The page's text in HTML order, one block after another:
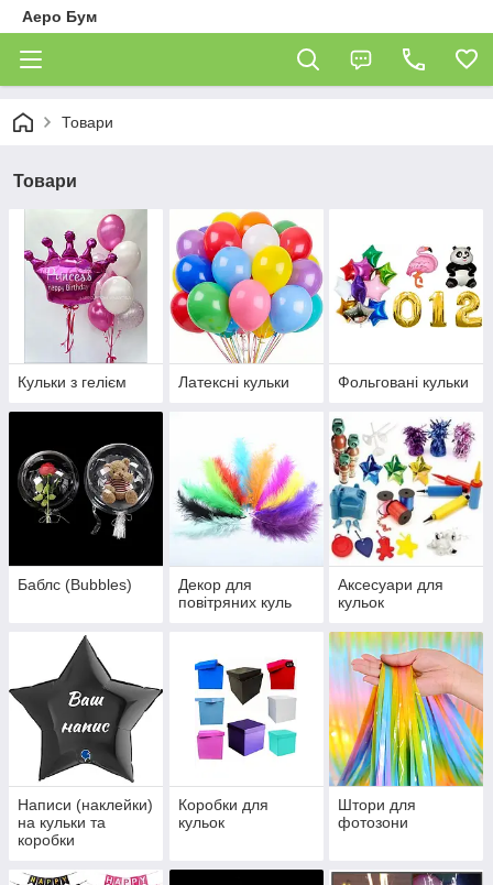
Аеро Бум
Товари
Товари
Кульки з гелієм Латексні кульки Фольговані кульки
Баблс (Bubbles)
Декор для
повітряних куль
Аксесуари для
кульок
Написи (наклейки)
на кульки та
коробки
Коробки для
кульок
Штори для
фотозони